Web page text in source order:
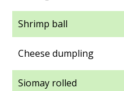
Shrimp ball
Cheese dumpling
Siomay rolled